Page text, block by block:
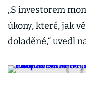
„S investorem
úkony, které, jak
doladěné,“ uvedl